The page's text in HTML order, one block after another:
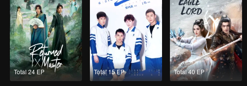
Total 24 EP Total 15 EP Total 40 EP